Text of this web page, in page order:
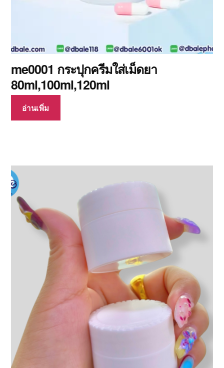
me0001 กระปุกครีมใส่เม็ดยา
80ml,100ml,120ml
อ่านเพิ่ม